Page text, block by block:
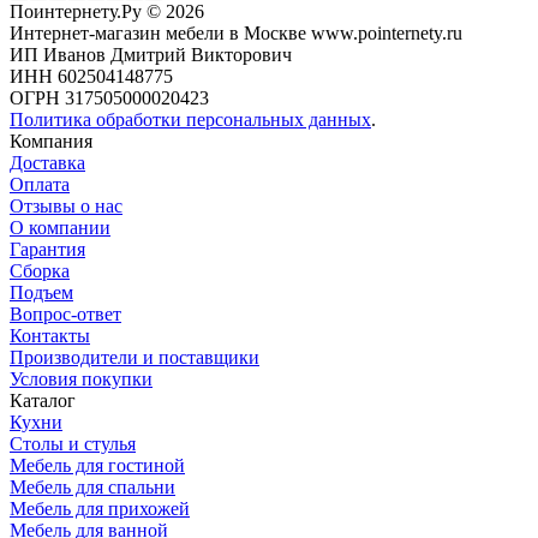
Поинтернету.Ру © 2026
Интернет-магазин мебели в Москве www.pointernety.ru
ИП Иванов Дмитрий Викторович
ИНН 602504148775
ОГРН 317505000020423
Политика обработки персональных данных.
Компания
Доставка
Оплата
Отзывы о нас
О компании
Гарантия
Сборка
Подъем
Вопрос-ответ
Контакты
Производители и поставщики
Условия покупки
Каталог
Кухни
Столы и стулья
Мебель для гостиной
Мебель для спальни
Мебель для прихожей
Мебель для ванной